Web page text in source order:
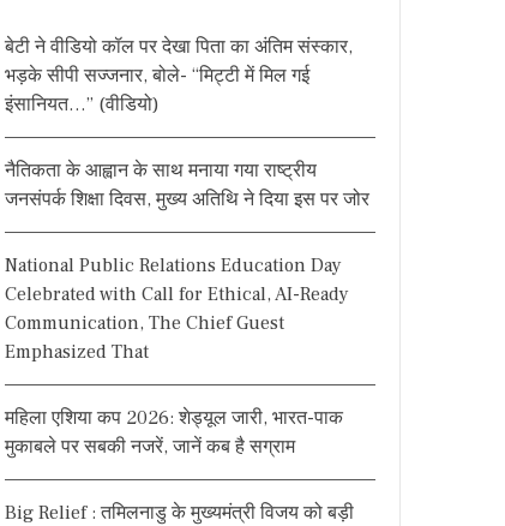
बेटी ने वीडियो कॉल पर देखा पिता का अंतिम संस्कार,
भड़के सीपी सज्जनार, बोले- “मिट्टी में मिल गई
इंसानियत…” (वीडियो)
नैतिकता के आह्वान के साथ मनाया गया राष्ट्रीय
जनसंपर्क शिक्षा दिवस, मुख्य अतिथि ने दिया इस पर जोर
National Public Relations Education Day
Celebrated with Call for Ethical, AI-Ready
Communication, The Chief Guest
Emphasized That
महिला एशिया कप 2026: शेड्यूल जारी, भारत-पाक
मुकाबले पर सबकी नजरें, जानें कब है सग्राम
Big Relief : तमिलनाडु के मुख्यमंत्री विजय को बड़ी